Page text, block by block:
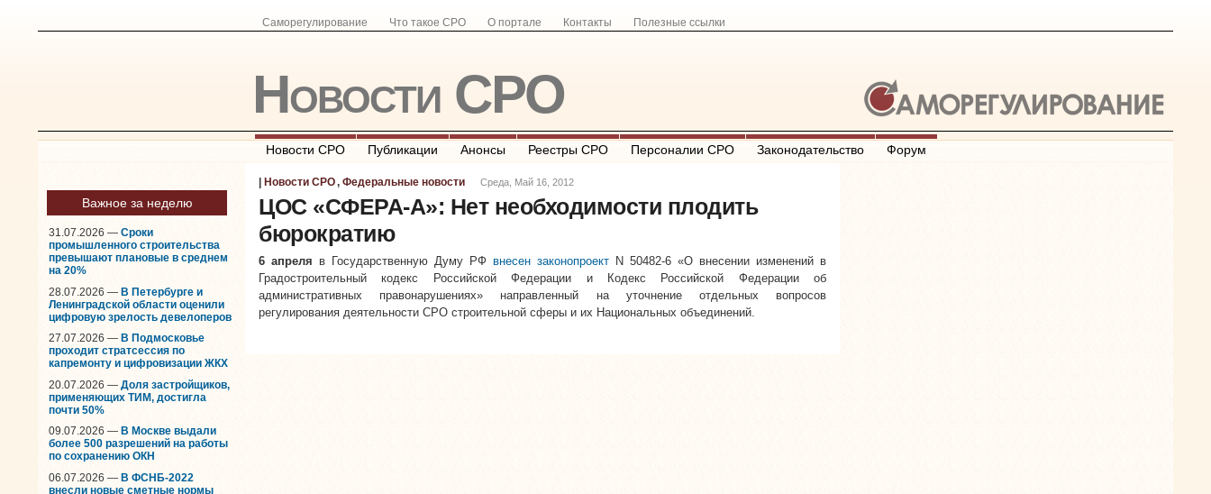
Саморегулирование Что такое СРО О портале Контакты Полезные ссылки
Новости СРО
Новости СРО Публикации Анонсы Реестры СРО Персоналии СРО Законодательство Форум
Важное за неделю
31.07.2026 — Сроки
промышленного строительства
превышают плановые в среднем
на 20%
28.07.2026 — В Петербурге и
Ленинградской области оценили
цифровую зрелость девелоперов
27.07.2026 — В Подмосковье
проходит стратсессия по
капремонту и цифровизации ЖКХ
20.07.2026 — Доля застройщиков,
применяющих ТИМ, достигла
почти 50%
09.07.2026 — В Москве выдали
более 500 разрешений на работы
по сохранению ОКН
06.07.2026 — В ФСНБ-2022
внесли новые сметные нормы
Новости СРО, Федеральные новости Среда, Май 16, 2012
ЦОС «СФЕРА-А»: Нет необходимости плодить
бюрократию
6 апреля в Государственную Думу РФ внесен законопроект N 50482-6 «О внесении изменений в
Градостроительный кодекс Российской Федерации и Кодекс Российской Федерации об
административных правонарушениях» направленный на уточнение отдельных вопросов
регулирования деятельности СРО строительной сферы и их Национальных объединений.